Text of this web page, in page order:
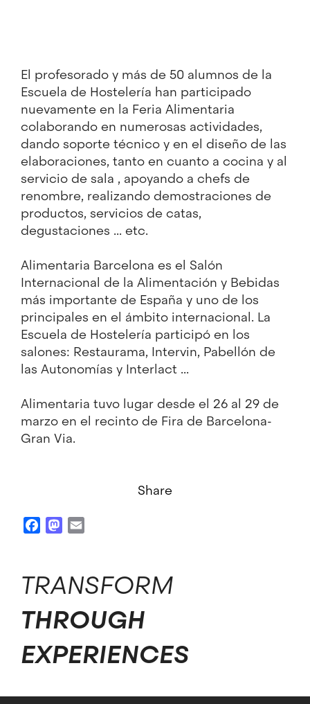
El profesorado y más de 50 alumnos de la
Escuela de Hostelería han participado
nuevamente en la Feria Alimentaria
colaborando en numerosas actividades,
dando soporte técnico y en el diseño de las
elaboraciones, tanto en cuanto a cocina y al
servicio de sala , apoyando a chefs de
renombre, realizando demostraciones de
productos, servicios de catas,
degustaciones ... etc.
Alimentaria Barcelona es el Salón
Internacional de la Alimentación y Bebidas
más importante de España y uno de los
principales en el ámbito internacional. La
Escuela de Hostelería participó en los
salones: Restaurama, Intervin, Pabellón de
las Autonomías y Interlact ...
Alimentaria tuvo lugar desde el 26 al 29 de
marzo en el recinto de Fira de Barcelona-
Gran Via.
Share
FacebookMastodon
TRANSFORM
THROUGH
EXPERIENCES